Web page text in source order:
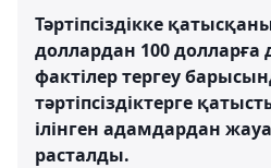
Тәртіпсіздікке
доллардан 100 долларға
фактілер тергеу
тәртіпсіздіктерге
ілінген адамдардан
расталды.